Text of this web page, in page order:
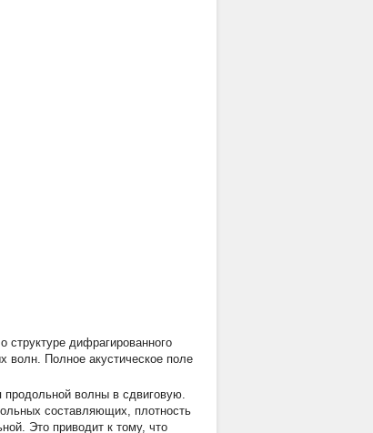
дифрагированного
Полное акустическое поле
продольной волны в сдвиговую.
составляющих, плотность
Это приводит к тому, что